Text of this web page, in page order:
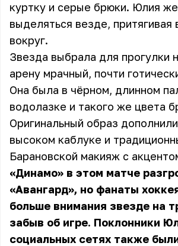
куртку и серые брюки. Юлия
выделяться везде, притягивая
вокруг.
Звезда выбрала для прогулки
арену мрачный, почти
Она была в чёрном, длинном
водолазке и такого же цвета
Оригинальный образ
высоком каблуке и
Барановской макияж с
«Динамо» в этом матче
«Авангард», но фанаты
больше внимания звезде на
забыв об игре. Поклонники
социальных сетях также